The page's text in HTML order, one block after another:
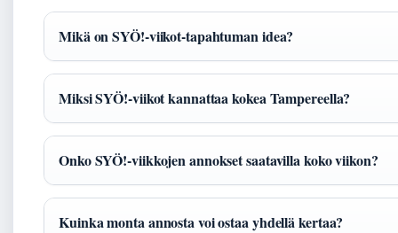
Mikä on SYÖ!-viikot-tapahtuman idea?
Miksi SYÖ!-viikot kannattaa kokea Tampereella?
Onko SYÖ!-viikkojen annokset saatavilla koko viikon?
Kuinka monta annosta voi ostaa yhdellä kertaa?